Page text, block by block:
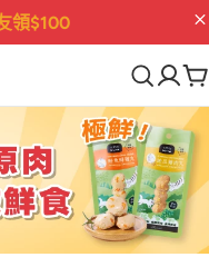
03 : 11 :
購
物
車